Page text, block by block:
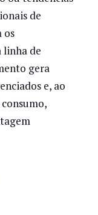
de
os
linha de
gera
e, ao